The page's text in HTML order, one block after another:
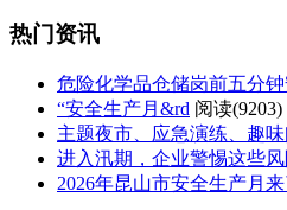
热门资讯
危险化学品仓储岗前五分
“安全生产月&rd 阅读(9203)
主题夜市、应急演练、趣味
进入汛期，企业警惕这些
2026年昆山市安全生产月来